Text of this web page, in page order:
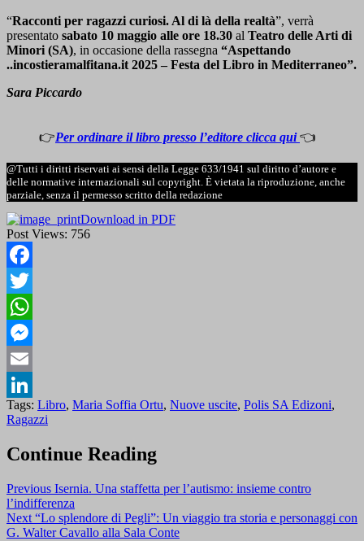
“Racconti per ragazzi curiosi. Al di là della realtà”, verrà
presentato sabato 10 maggio alle ore 18.30 al Teatro delle Arti di
Minori (SA), in occasione della rassegna “Aspettando
..incostieramalfitana.it 2025 – Festa del Libro in Mediterraneo”.
Sara Piccardo
👉Per ordinare il libro presso l’editore clicca qui 👈
@Tutti i diritti riservati ai sensi della Legge 633/1941 sul diritto d’autore e
delle normative internazionali sul copyright. È vietata la riproduzione, anche
parziale, senza il permesso scritto della redazione
Download in PDF
Post Views: 756
Facebook
Twitter
WhatsApp
Messenger
Email
LinkedIn
Tags: Libro, Maria Soffia Ortu, Nuove uscite, Polis SA Edizoni,
Ragazzi
Continue Reading
Previous Isernia. Una staffetta per l’autismo: insieme contro
l’indifferenza
Next “Lo splendore di Pegli”: Un viaggio tra storia e personaggi con
G. Walter Cavallo alla Sala Conte